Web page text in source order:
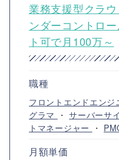
業務支援型クラ
ンダーコントロ
ト可で月100万～
職種
フロントエンドエンジ
グラマ
・サーバーサ
トマネージャー
・
月額単価